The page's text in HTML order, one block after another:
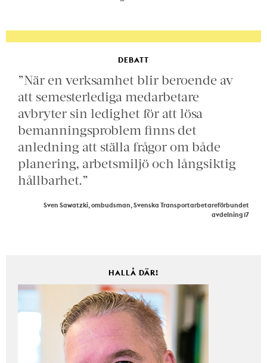
DEBATT
”När en verksamhet blir beroende av
att semesterlediga medarbetare
avbryter sin ledighet för att lösa
bemanningsproblem finns det
anledning att ställa frågor om både
planering, arbetsmiljö och långsiktig
hållbarhet.”
Sven Sawatzki, ombudsman, Svenska Transportarbetareförbundet
avdelning 17
HALLÅ DÄR!